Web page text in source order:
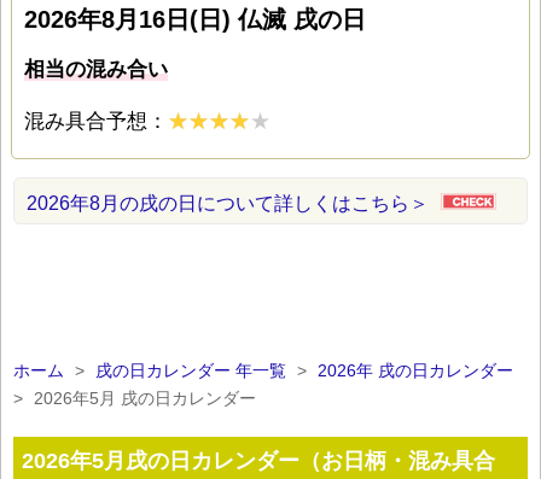
2026年8月16日(日) 仏滅 戌の日
相当の混み合い
混み具合予想：
2026年8月の戌の日について詳しくはこちら＞
ホーム > 戌の日カレンダー 年一覧 > 2026年 戌の日カレンダー
> 2026年5月 戌の日カレンダー
2026年5月戌の日カレンダー（お日柄・混み具合